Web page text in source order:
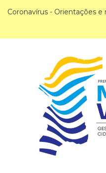
Coronavírus - Orientações